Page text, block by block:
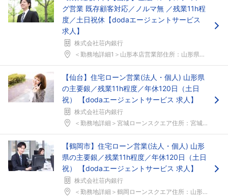
グ営業 既存顧客対応／ノルマ無 ／残業11h程
度／土日祝休【dodaエージェントサービス
求人】
株式会社荘内銀行
＜勤務地詳細1＞山形本店営業部住所：山形県山形市本...
【仙台】住宅ローン営業(法人・個人) 山形県
の主要銀／残業11h程度／年休120日（土日
祝） 【dodaエージェントサービス 求人】
株式会社荘内銀行
＜勤務地詳細＞宮城ローンスクエア住所：宮城県仙台市...
【鶴岡市】住宅ローン営業(法人・個人) 山形
県の主要銀／残業11h程度／年休120日（土日
祝） 【dodaエージェントサービス 求人】
株式会社荘内銀行
＜勤務地詳細＞鶴岡ローンスクエア住所：山形県鶴岡市...